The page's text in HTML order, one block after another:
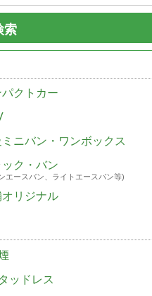
索
パクトカー
ニバン・ワンボックス
ック・バン
エースバン、ライトエースバン等)
オリジナル
ッドレス